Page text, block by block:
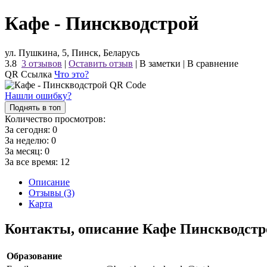
Кафе - Пинскводстрой
ул. Пушкина, 5, Пинск, Беларусь
3.8 3 отзывов | Оставить отзыв | В заметки | В сравнение
QR Ссылка Что это?
Нашли ошибку?
Поднять в топ
Количество просмотров:
За сегодня: 0
За неделю: 0
За месяц: 0
За все время: 12
Описание
Отзывы (3)
Карта
Контакты, описание Кафе
Образование